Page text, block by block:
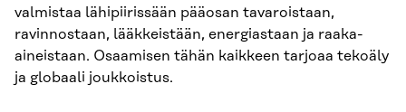
valmistaa lähipiirissään pääosan tavaroistaan,
ravinnostaan, lääkkeistään, energiastaan ja raaka-
aineistaan. Osaamisen tähän kaikkeen tarjoaa tekoäly
ja globaali joukkoistus.